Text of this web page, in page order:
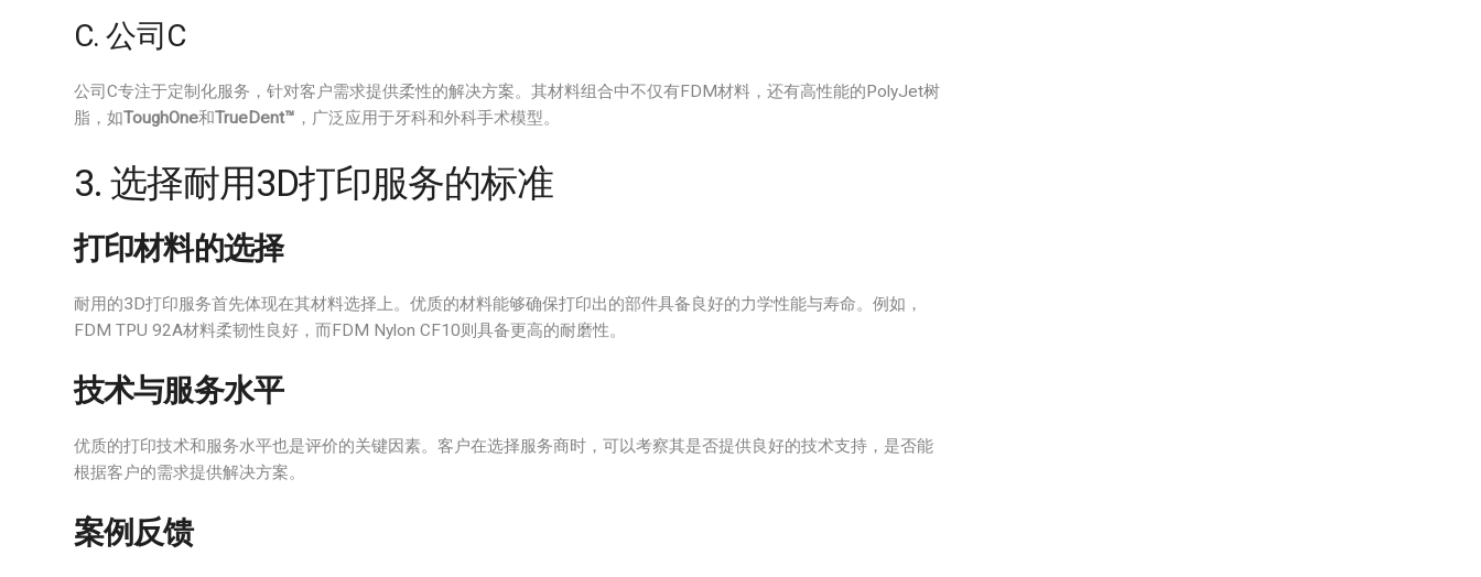
C. 公司C
公司C专注于定制化服务，针对客户需求提供柔性的解决方案。其材料组合中不仅有FDM材料，还有高性能的PolyJet树
脂，如ToughOne和TrueDent™ ，广泛应用于牙科和外科手术模型。
3. 选择耐用3D打印服务的标准
打印材料的选择
耐用的3D打印服务首先体现在其材料选择上。优质的材料能够确保打印出的部件具备良好的力学性能与寿命。例如，
FDM TPU 92A材料柔韧性良好，而FDM Nylon CF10则具备更高的耐磨性。
技术与服务水平
优质的打印技术和服务水平也是评价的关键因素。客户在选择服务商时，可以考察其是否提供良好的技术支持，是否能
根据客户的需求提供解决方案。
案例反馈